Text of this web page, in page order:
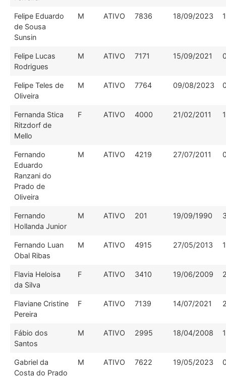
Felipe Eduardo
de Sousa
Sunsin
M ATIVO 7836 18/09/2023
Felipe Lucas
Rodrigues
M ATIVO 7171 15/09/2021
Felipe Teles de
Oliveira
M ATIVO 7764 09/08/2023
Fernanda Stica
Ritzdorf de
Mello
F ATIVO 4000 21/02/2011
Fernando
Eduardo
Ranzani do
Prado de
Oliveira
M ATIVO 4219 27/07/2011
Fernando
Hollanda Junior
M ATIVO 201 19/09/1990
Fernando Luan
Obal Ribas
M ATIVO 4915 27/05/2013
Flavia Heloisa
da Silva
F ATIVO 3410 19/06/2009
Flaviane Cristine
Pereira
F ATIVO 7139 14/07/2021
Fábio dos
Santos
M ATIVO 2995 18/04/2008
Gabriel da
Costa do Prado
M ATIVO 7622 19/05/2023